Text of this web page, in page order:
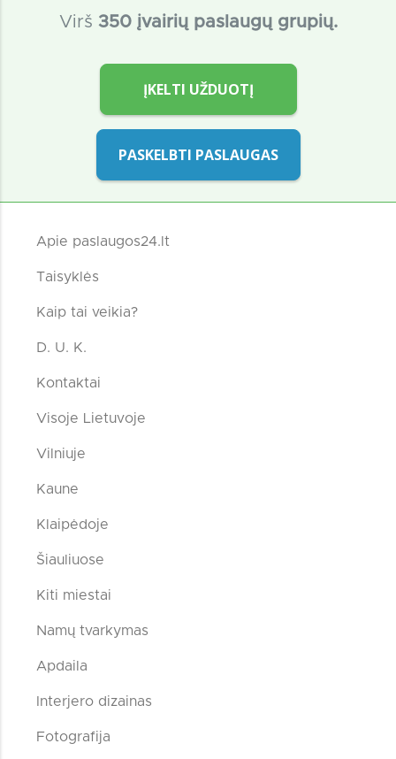
Virš 350 įvairių paslaugų grupių.
ĮKELTI UŽDUOTĮ
PASKELBTI PASLAUGAS
Apie paslaugos24.lt
Taisyklės
Kaip tai veikia?
D. U. K.
Kontaktai
Visoje Lietuvoje
Vilniuje
Kaune
Klaipėdoje
Šiauliuose
Kiti miestai
Namų tvarkymas
Apdaila
Interjero dizainas
Fotografija